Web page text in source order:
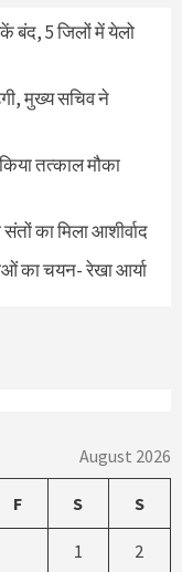
बंद, 5 जिलों में येलो
मुख्य सचिव ने
तत्काल मौका
का मिला आशीर्वाद
का चयन- रेखा आर्या
August 2026
F S S
1 2